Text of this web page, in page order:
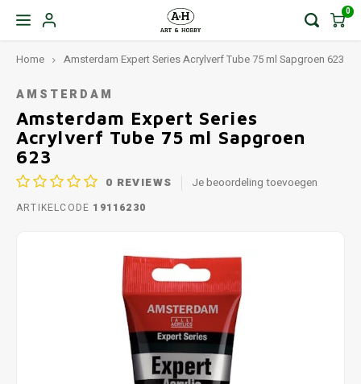
0
Home Amsterdam Expert Series Acrylverf Tube 75 ml Sapgroen 623
AMSTERDAM
Amsterdam Expert Series
Acrylverf Tube 75 ml Sapgroen
623
0 REVIEWS Je beoordeling toevoegen
ARTIKELCODE 19116230